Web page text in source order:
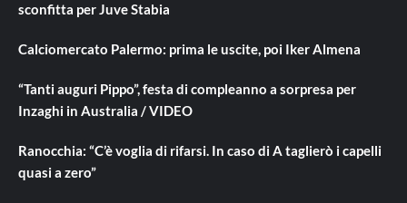
sconfitta per Juve Stabia
Calciomercato Palermo: prima le uscite, poi Iker Almena
“Tanti auguri Pippo”, festa di compleanno a sorpresa per
Inzaghi in Australia / VIDEO
Ranocchia: “C’è voglia di rifarsi. In caso di A taglierò i capelli
quasi a zero”